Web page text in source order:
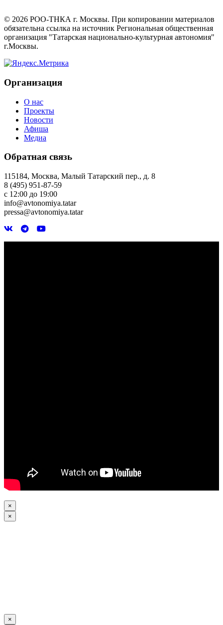
© 2026 РОО-ТНКА г. Москвы. При копировании материалов
обязательна ссылка на источник Региональная общественная
организация "Татарская национально-культурная автономия"
г.Москвы.
Организация
О нас
Проекты
Новости
Афиша
Медиа
Обратная связь
115184, Москва, Малый Татарский пер., д. 8
8 (495) 951-87-59
с 12:00 до 19:00
info@avtonomiya.tatar
pressa@avtonomiya.tatar
×
×
×